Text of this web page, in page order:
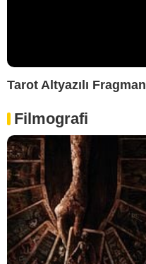
Tarot Altyazılı Fragman
Filmografi